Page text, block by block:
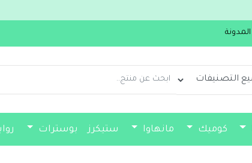
جديدنا سولو
المدونة
كوميك مانهاوا ستيكرز بوسترات